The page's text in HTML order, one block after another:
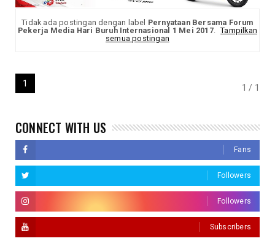
Tidak ada postingan dengan label Pernyataan Bersama Forum
Pekerja Media Hari Buruh Internasional 1 Mei 2017. Tampilkan
semua postingan
1 / 1
1
CONNECT WITH US
Fans
Followers
Followers
Subscribers